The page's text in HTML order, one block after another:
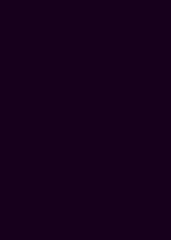
der Implantation eine örtliche
kann eine Behandlung
„Analgosedierung“,
in Vollnarkose erfolgen.
Zahnwurzel wird das
kleinen Schnitt geöffnet und
eingesetzt wird, ein in der
Loch gebohrt. Manchmal erfolgt
Bohrung eine Vorbohrung mit
Implantat eingefügt. Es muss
damit es gut einheilen und
verwachsen kann. In manchen
der Implantate an der
Position eine
(auch "Bohrschablone")
Schablone wird zuvor auf
moderner dreidimensionaler